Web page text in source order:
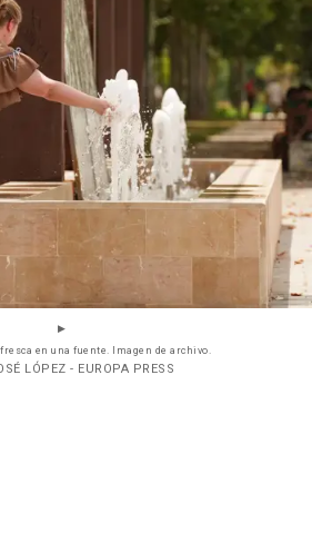
en una fuente. Imagen de archivo.
LÓPEZ - EUROPA PRESS